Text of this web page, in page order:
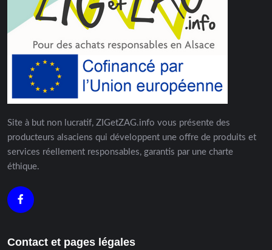
Site à but non lucratif, ZIGetZAG.info vous présente des
producteurs alsaciens qui développent une offre de produits et
services réellement responsables, garantis par une charte
éthique.
Contact et pages légales